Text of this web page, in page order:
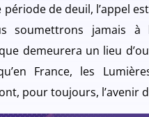
période de deuil, l’appel
soumettrons jamais à
demeurera un lieu
France, les
pour toujours, l’avenir